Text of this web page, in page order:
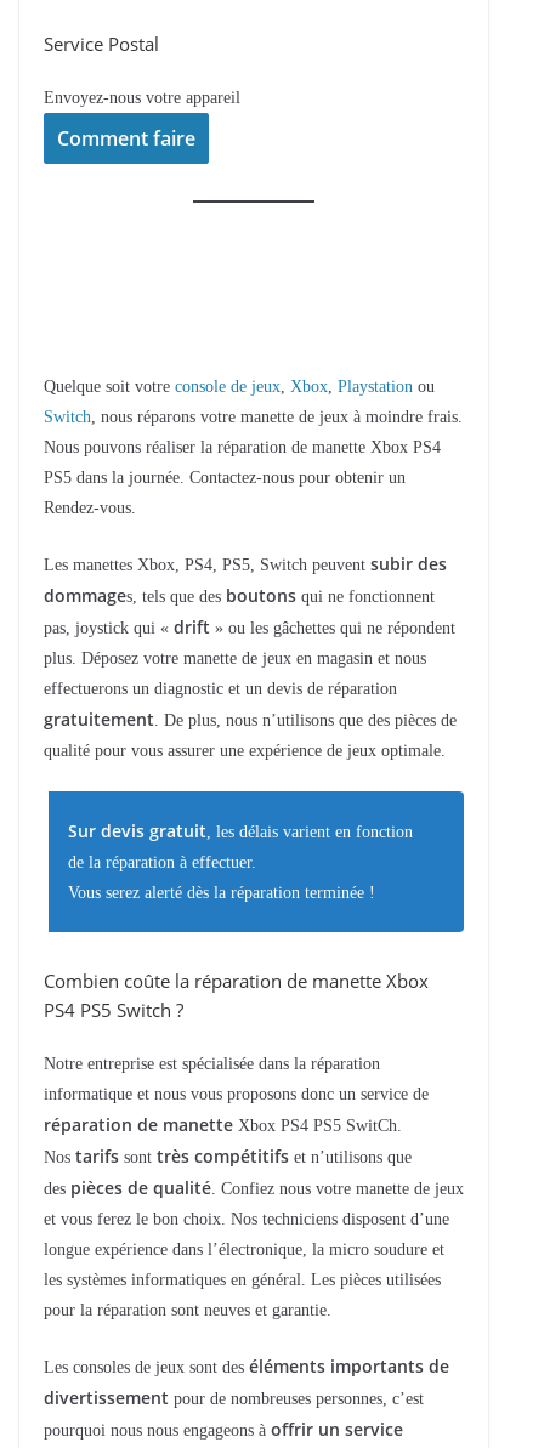
Service Postal
Envoyez-nous votre appareil
Comment faire
Quelque soit votre console de jeux, Xbox, Playstation ou
Switch, nous réparons votre manette de jeux à moindre frais.
Nous pouvons réaliser la réparation de manette Xbox PS4
PS5 dans la journée. Contactez-nous pour obtenir un
Rendez-vous.
Les manettes Xbox, PS4, PS5, Switch peuvent subir des
dommages, tels que des boutons qui ne fonctionnent
pas, joystick qui « drift » ou les gâchettes qui ne répondent
plus. Déposez votre manette de jeux en magasin et nous
effectuerons un diagnostic et un devis de réparation
gratuitement. De plus, nous n’utilisons que des pièces de
qualité pour vous assurer une expérience de jeux optimale.
Sur devis gratuit, les délais varient en fonction
de la réparation à effectuer.
Vous serez alerté dès la réparation terminée !
Combien coûte la réparation de manette Xbox
PS4 PS5 Switch ?
Notre entreprise est spécialisée dans la réparation
informatique et nous vous proposons donc un service de
réparation de manette Xbox PS4 PS5 SwitCh.
Nos tarifs sont très compétitifs et n’utilisons que
des pièces de qualité. Confiez nous votre manette de jeux
et vous ferez le bon choix. Nos techniciens disposent d’une
longue expérience dans l’électronique, la micro soudure et
les systèmes informatiques en général. Les pièces utilisées
pour la réparation sont neuves et garantie.
Les consoles de jeux sont des éléments importants de
divertissement pour de nombreuses personnes, c’est
pourquoi nous nous engageons à offrir un service